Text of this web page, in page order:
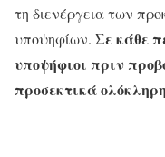
τη διενέργεια των
υποψηφίων. Σε κάθε
υποψήφιοι πριν
προσεκτικά